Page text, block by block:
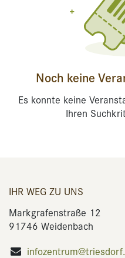
Noch keine
Es konnte keine
Ihren
IHR WEG ZU UNS
Markgrafenstraße 12
91746 Weidenbach